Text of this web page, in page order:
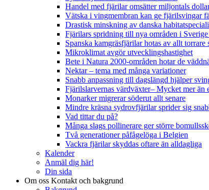
Handel med fjärilar omsätter miljontals
Vätska i vingmembran kan ge fjärilsvingar
Drastisk minskning av danska
Fjärilars spridning till nya områden i
Spanska kamgräsfjärilar hotas av allt torrare
Mikroklimat avgör utvecklingshastighet
Bete i Natura 2000-områden hotar de
Nektar – tema med många variationer
Snabb anpassning till dagslängd hjälper
Fjärilslarvernas värdväxter– Mycket mer än
Monarker migrerar söderut allt senare
Mindre kräsna sydrovfjärilar sprider sig
Vad tittar du på?
Många slags pollinerare ger större
Två generationer påfågelöga i Belgien
Vackra fjärilar skyddas oftare än alldagliga
Kalender
Anmäl dig här!
Din sida
Om oss Kontakt och bakgrund